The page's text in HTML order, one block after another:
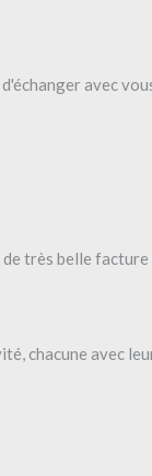
avec
très belle facture
chacune avec